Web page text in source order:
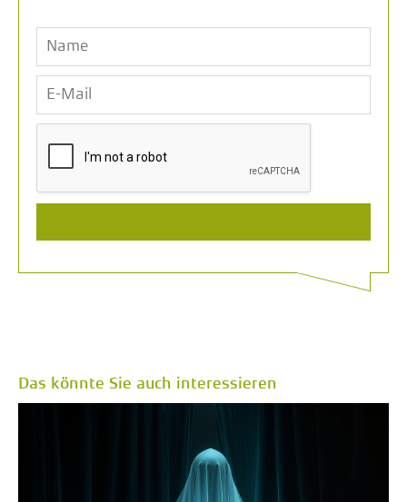
Das könnte Sie auch interessieren